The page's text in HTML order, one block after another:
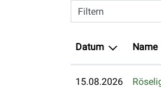
Filtern
Datum Name
15.08.2026